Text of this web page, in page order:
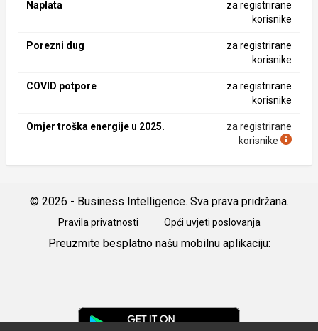
Naplata
za registrirane
korisnike
Porezni dug
za registrirane
korisnike
COVID potpore
za registrirane
korisnike
Omjer troška energije u 2025.
za registrirane
korisnike
© 2026 - Business Intelligence. Sva prava pridržana.
Pravila privatnosti Opći uvjeti poslovanja
Preuzmite besplatno našu mobilnu aplikaciju: